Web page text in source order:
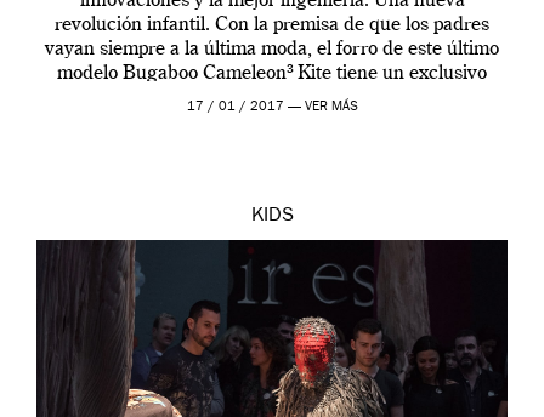
revolución infantil. Con la premisa de que los padres
vayan siempre a la última moda, el forro de este último
modelo Bugaboo Cameleon³ Kite tiene un exclusivo
estampado geométrico inspirado en […]
17 / 01 / 2017 — VER MÁS
KIDS